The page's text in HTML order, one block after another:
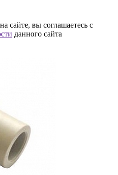
сайте, вы соглашаетесь с
данного сайта